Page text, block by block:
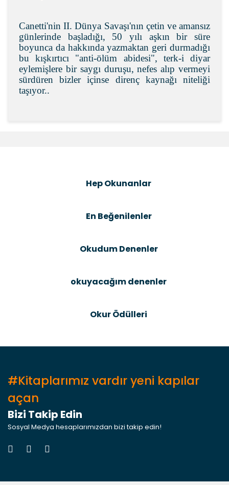
Canetti'nin II. Dünya Savaşı'nın çetin ve amansız
günlerinde başladığı, 50 yılı aşkın bir süre
boyunca da hakkında yazmaktan geri durmadığı
bu kışkırtıcı "anti-ölüm abidesi", terk-i diyar
eylemişlere bir saygı duruşu, nefes alıp vermeyi
sürdüren bizler içinse direnç kaynağı niteliği
taşıyor..
Ürün açıklamasında eksik bilgiler bulunuyor.
Ürün fiyatı diğer sitelerden daha pahalı.
Hep Okunanlar
En Beğenilenler
Okudum Denenler
okuyacağım denenler
Okur Ödülleri
#Kitaplarımız vardır yeni kapılar
açan
Bizi Takip Edin
Sosyal Medya hesaplarımızdan bizi takip edin!